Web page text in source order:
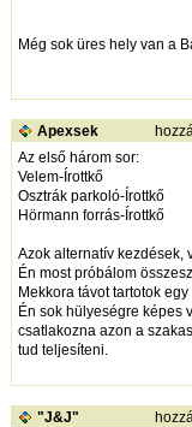
Még sok üres hely van a
Apexsek
Az első három sor:
Velem-Írottkő
Osztrák parkoló-Írottkő
Hörmann forrás-Írottkő
Azok alternatív kezdések,
Én most próbálom
Mekkora távot tartotok
Én sok hülyeségre képes
csatlakozna azon a
tud teljesíteni.
"J&J"